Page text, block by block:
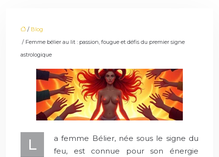
/ Blog
/ Femme bélier au lit : passion, fougue et défis du premier signe
astrologique
L
a femme Bélier, née sous le signe du
feu, est connue pour son énergie